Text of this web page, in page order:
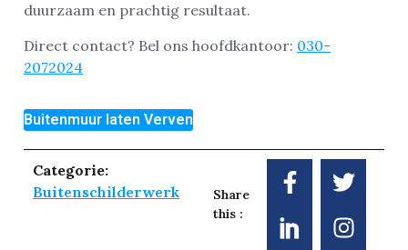
duurzaam en prachtig resultaat.
Direct contact? Bel ons hoofdkantoor: 030-
2072024
Buitenmuur laten Verven
Categorie:
Buitenschilderwerk
Share
this :